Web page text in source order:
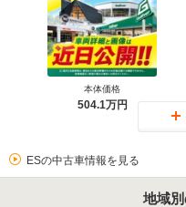
本体価格
504.1万円
ESの中古車情報を見る
地域